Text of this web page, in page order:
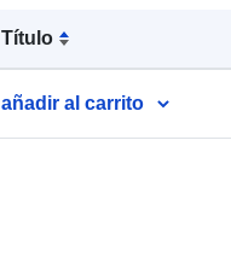
Título
añadir al carrito